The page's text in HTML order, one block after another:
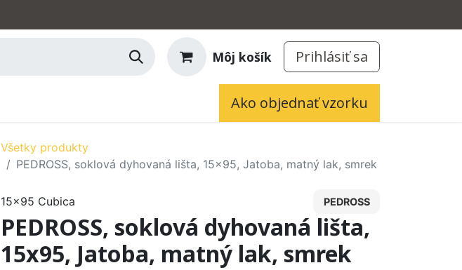
Môj košík Prihlásiť sa
Ako objednať vzorku
Všetky produkty
PEDROSS, soklová dyhovaná lišta, 15x95, Jatoba, matný lak, smrek
15x95 Cubica PEDROSS
PEDROSS, soklová dyhovaná lišta,
15x95, Jatoba, matný lak, smrek